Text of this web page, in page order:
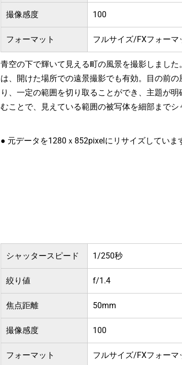
撮像感度 100
フォーマット フルサイズ/FXフォーマ
青空の下で輝いて見える町の風景を撮影しまし
は、開けた場所での遠景撮影でも有効。目の前の
り、一定の範囲を切り取ることができ、主題が
むことで、見えている範囲の被写体を細部までシ
● 元データを1280ｘ852pixelにリサイズしていま
シャッタースピード 1/250秒
絞り値 f/1.4
焦点距離 50mm
撮像感度 100
フォーマット フルサイズ/FXフォーマ